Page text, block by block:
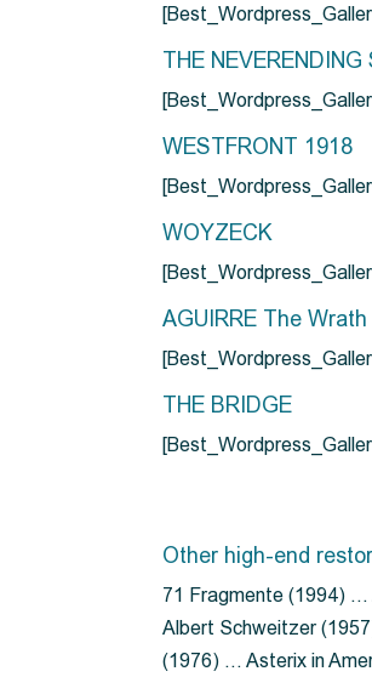
THE NEVERENDING
WESTFRONT 1918
WOYZECK
AGUIRRE The
THE BRIDGE
Other high-end
71 Fragmente (1994)
Albert Schweitzer
(1976) … Asterix in